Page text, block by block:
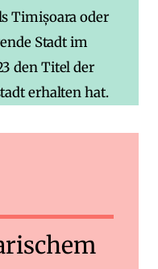
Timișoara oder
Stadt im
den Titel der
erhalten hat.